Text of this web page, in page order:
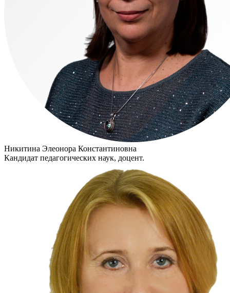
Никитина Элеонора Константиновна
Кандидат педагогических наук, доцент.